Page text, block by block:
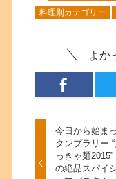
料理別カテゴリー
よか
今日から始ま
タンプラリー
っきゃ麺2015”
の絶品スパイ